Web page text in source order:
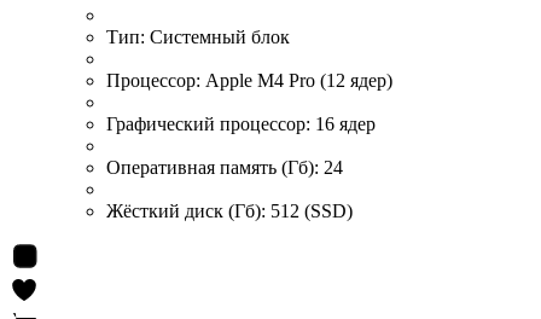
Тип: Системный блок
Процессор: Apple M4 Pro (12 ядер)
Графический процессор: 16 ядер
Оперативная память (Гб): 24
Жёсткий диск (Гб): 512 (SSD)